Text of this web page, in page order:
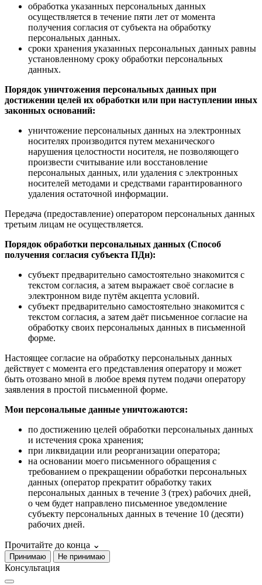
обработка указанных персональных данных
осуществляется в течение пяти лет от момента
получения согласия от субъекта на обработку
персональных данных.
сроки хранения указанных персональных данных равны
установленному сроку обработки персональных
данных.
Порядок уничтожения персональных данных при
достижении целей их обработки или при наступлении иных
законных оснований:
уничтожение персональных данных на электронных
носителях производится путем механического
нарушения целостности носителя, не позволяющего
произвести считывание или восстановление
персональных данных, или удаления с электронных
носителей методами и средствами гарантированного
удаления остаточной информации.
Передача (предоставление) оператором персональных данных
третьим лицам не осуществляется.
Порядок обработки персональных данных (Способ
получения согласия субъекта ПДн):
субъект предварительно самостоятельно знакомится с
текстом согласия, а затем выражает своё согласие в
электронном виде путём акцепта условий.
субъект предварительно самостоятельно знакомится с
текстом согласия, а затем даёт письменное согласие на
обработку своих персональных данных в письменной
форме.
Настоящее согласие на обработку персональных данных
действует с момента его представления оператору и может
быть отозвано мной в любое время путем подачи оператору
заявления в простой письменной форме.
Мои персональные данные уничтожаются:
по достижению целей обработки персональных данных
и истечения срока хранения;
при ликвидации или реорганизации оператора;
на основании моего письменного обращения с
требованием о прекращении обработки персональных
данных (оператор прекратит обработку таких
персональных данных в течение 3 (трех) рабочих дней,
о чем будет направлено письменное уведомление
субъекту персональных данных в течение 10 (десяти)
рабочих дней.
Прочитайте до конца ⌄
Принимаю Не принимаю
Консультация